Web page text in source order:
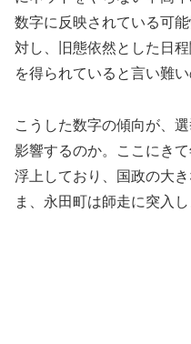
数字に反映されている可
対し、旧態依然とした日
を得られていると言い難
こうした数字の傾向が、
影響するのか。ここにき
浮上しており、国政の大
ま、永田町は師走に突入し